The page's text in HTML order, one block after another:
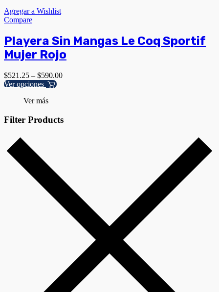
Agregar a Wishlist
Compare
Playera Sin Mangas Le Coq Sportif
Mujer Rojo
$521.25 – $590.00
Ver opciones
Ver más
Filter Products